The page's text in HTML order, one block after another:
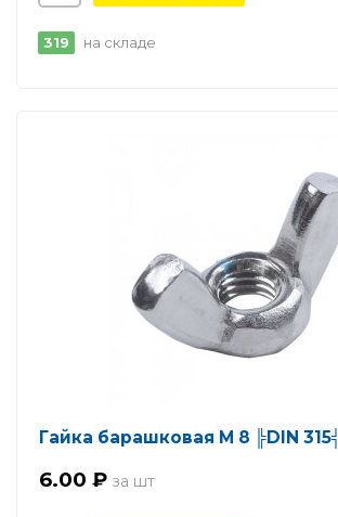
319 на складе
Гайка барашковая М 8 ╠DIN 315╣
6.00 ₽